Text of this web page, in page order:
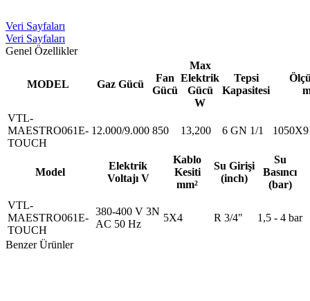
Veri Sayfaları
Veri Sayfaları
Genel Özellikler
MODEL Gaz Gücü
Fan
Gücü
Max
Elektrik
Gücü
W
Tepsi
Kapasitesi
VTL-
MAESTRO061E-
TOUCH
12.000/9.000 850 13,200 6 GN 1/1
Model
Elektrik
Voltajı V
Kablo
Kesiti
mm²
Su Girişi
(inch)
Su
Basıncı
(bar)
VTL-
MAESTRO061E-
TOUCH
380-400 V 3N
AC 50 Hz
5X4 R 3/4" 1,5 - 4 bar
Benzer Ürünler